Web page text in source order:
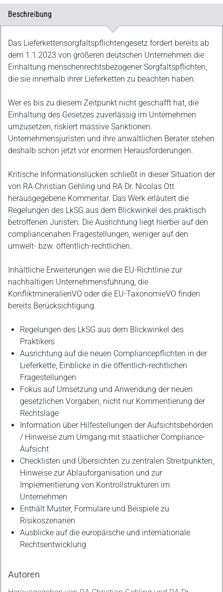
Beschreibung
Beschreibung
Das Lieferkettensorgfaltspflichtengesetz fordert bereits ab
dem 1.1.2023 von größeren deutschen Unternehmen die
Einhaltung menschenrechtsbezogener Sorgfaltspflichten,
die sie innerhalb ihrer Lieferketten zu beachten haben.
Wer es bis zu diesem Zeitpunkt nicht geschafft hat, die
Einhaltung des Gesetzes zuverlässig im Unternehmen
umzusetzen, riskiert massive Sanktionen.
Unternehmensjuristen und ihre anwaltlichen Berater stehen
deshalb schon jetzt vor enormen Herausforderungen.
Kritische Informationslücken schließt in dieser Situation der
von RA Christian Gehling und RA Dr. Nicolas Ott
herausgegebene Kommentar. Das Werk erläutert die
Regelungen des LkSG aus dem Blickwinkel des praktisch
betroffenen Juristen. Die Ausrichtung liegt hierbei auf den
compliancenahen Fragestellungen, weniger auf den
umwelt- bzw. öffentlich-rechtlichen.
Inhaltliche Erweiterungen wie die EU-Richtlinie zur
nachhaltigen Unternehmensführung, die
KonfliktmineralienVO oder die EU-TaxonomieVO finden
bereits Berücksichtigung.
Regelungen des LkSG aus dem Blickwinkel des
Praktikers
Ausrichtung auf die neuen Compliancepflichten in der
Lieferkette, Einblicke in die öffentlich-rechtlichen
Fragestellungen
Fokus auf Umsetzung und Anwendung der neuen
gesetzlichen Vorgaben, nicht nur Kommentierung der
Rechtslage
Information über Hilfestellungen der Aufsichtsbehörden
/ Hinweise zum Umgang mit staatlicher Compliance-
Aufsicht
Checklisten und Übersichten zu zentralen Streitpunkten,
Hinweise zur Ablauforganisation und zur
Implementierung von Kontrollstrukturen im
Unternehmen
Enthält Muster, Formulare und Beispiele zu
Risikoszenarien
Ausblicke auf die europäische und internationale
Rechtsentwicklung
Autoren